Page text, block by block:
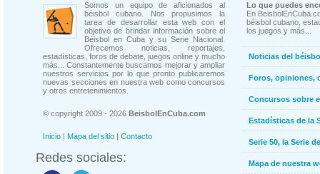
Somos un equipo de aficionados al
béisbol cubano. Nos propusimos la
tarea de desarrollar esta web con el
objetivo de brindar información sobre el
Béisbol en Cuba y su Serie Nacional.
Ofrecemos noticias, reportajes,
estadísticas, foros de debate, juegos online y mucho
más... Constantemente buscamos mejorar y ampliar
nuestros servicios por lo que pronto publicaremos
nuevas secciones en nuestra web como concursos
y otros entretenimientos.
© copyright 2009 - 2026 BeisbolEnCuba.com
Inicio | Mapa del sitio | Contacto
Redes sociales:
Lo que puedes
En
béisbol cubano,
los juegos y más...
Noticias del
Foros, opiniones,
Concursos sobre
Estadísticas de la
Serie 50, la Serie
Mapa de nuestra